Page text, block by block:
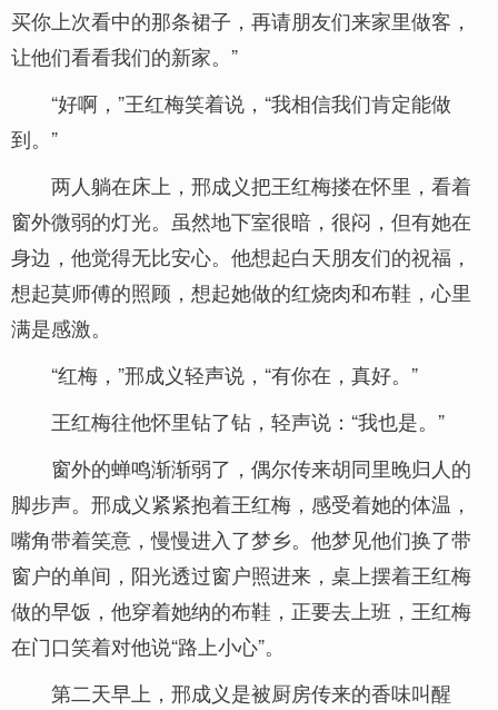
买你上次看中的那条裙子，再请朋友们来家里做客，
让他们看看我们的新家。”
“好啊，”王红梅笑着说，“我相信我们肯定能做
到。”
两人躺在床上，邢成义把王红梅搂在怀里，看着
窗外微弱的灯光。虽然地下室很暗，很闷，但有她在
身边，他觉得无比安心。他想起白天朋友们的祝福，
想起莫师傅的照顾，想起她做的红烧肉和布鞋，心里
满是感激。
“红梅，”邢成义轻声说，“有你在，真好。”
王红梅往他怀里钻了钻，轻声说：“我也是。”
窗外的蝉鸣渐渐弱了，偶尔传来胡同里晚归人的
脚步声。邢成义紧紧抱着王红梅，感受着她的体温，
嘴角带着笑意，慢慢进入了梦乡。他梦见他们换了带
窗户的单间，阳光透过窗户照进来，桌上摆着王红梅
做的早饭，他穿着她纳的布鞋，正要去上班，王红梅
在门口笑着对他说“路上小心”。
第二天早上，邢成义是被厨房传来的香味叫醒